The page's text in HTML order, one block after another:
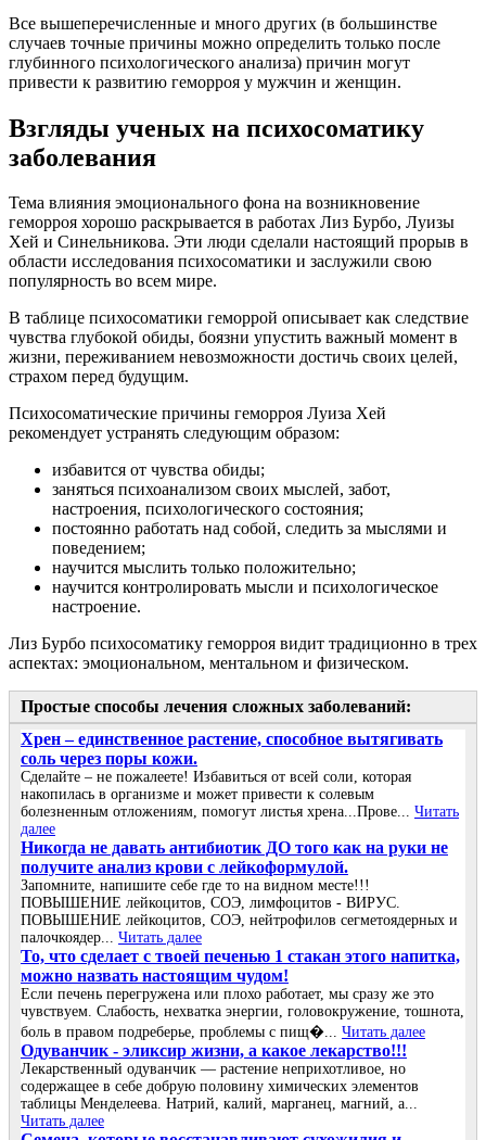
Все вышеперечисленные и много других (в большинстве
случаев точные причины можно определить только после
глубинного психологического анализа) причин могут
привести к развитию геморроя у мужчин и женщин.
Взгляды ученых на психосоматику
заболевания
Тема влияния эмоционального фона на возникновение
геморроя хорошо раскрывается в работах Лиз Бурбо, Луизы
Хей и Синельникова. Эти люди сделали настоящий прорыв в
области исследования психосоматики и заслужили свою
популярность во всем мире.
В таблице психосоматики геморрой описывает как следствие
чувства глубокой обиды, боязни упустить важный момент в
жизни, переживанием невозможности достичь своих целей,
страхом перед будущим.
Психосоматические причины геморроя Луиза Хей
рекомендует устранять следующим образом:
избавится от чувства обиды;
заняться психоанализом своих мыслей, забот,
настроения, психологического состояния;
постоянно работать над собой, следить за мыслями и
поведением;
научится мыслить только положительно;
научится контролировать мысли и психологическое
настроение.
Лиз Бурбо психосоматику геморроя видит традиционно в трех
аспектах: эмоциональном, ментальном и физическом.
Простые способы лечения сложных заболеваний:
Хрен – единственное растение, способное вытягивать
соль через поры кожи.
Сделайте – не пожалеете! Избавиться от всей соли, которая
накопилась в организме и может привести к солевым
болезненным отложениям, помогут листья хрена...Прове... Читать
далее
Никогда не давать антибиотик ДО того как на руки не
получите анализ крови с лейкоформулой.
Запомните, напишите себе где то на видном месте!!!
ПОВЫШЕНИЕ лейкоцитов, СОЭ, лимфоцитов - ВИРУС.
ПОВЫШЕНИЕ лейкоцитов, СОЭ, нейтрофилов сегметоядерных и
палочкоядер... Читать далее
То, что сделает с твоей печенью 1 стакан этого напитка,
можно назвать настоящим чудом!
Если печень перегружена или плохо работает, мы сразу же это
чувствуем. Слабость, нехватка энергии, головокружение, тошнота,
боль в правом подреберье, проблемы с пищ�... Читать далее
Одуванчик - эликсир жизни, а какое лекарство!!!
Лекарственный одуванчик — растение неприхотливое, но
содержащее в себе добрую половину химических элементов
таблицы Менделеева. Натрий, калий, марганец, магний, а...
Читать далее